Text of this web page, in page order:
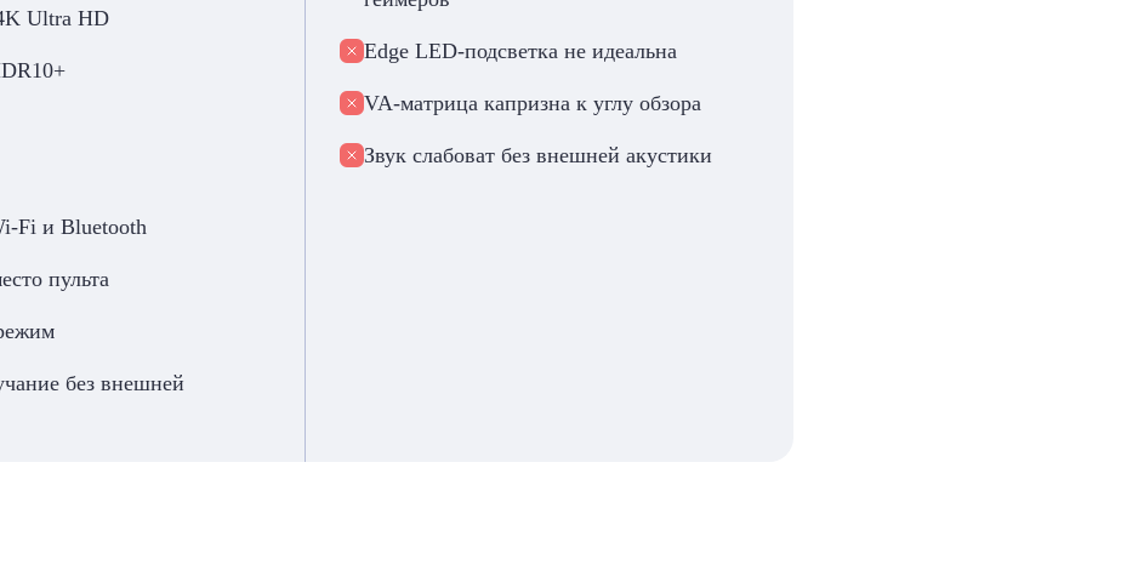
Ultra HD
Fi и Bluetooth
пульта
без внешней
Edge LED-подсветка не идеальна
VA-матрица капризна к углу обзора
Звук слабоват без внешней акустики